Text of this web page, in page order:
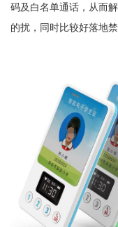
码及白名单通话，从而
的扰，同时比较好落地